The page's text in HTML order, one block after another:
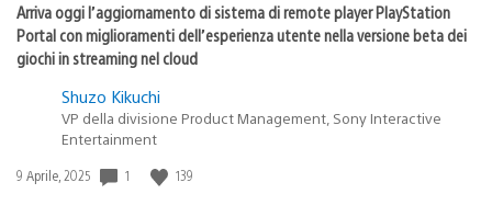
Arriva oggi l’aggiornamento di sistema di remote player PlayStation
Portal con miglioramenti dell’esperienza utente nella versione beta dei
giochi in streaming nel cloud
Shuzo Kikuchi
VP della divisione Product Management, Sony Interactive
Entertainment
Data
9 Aprile, 2025 1 139